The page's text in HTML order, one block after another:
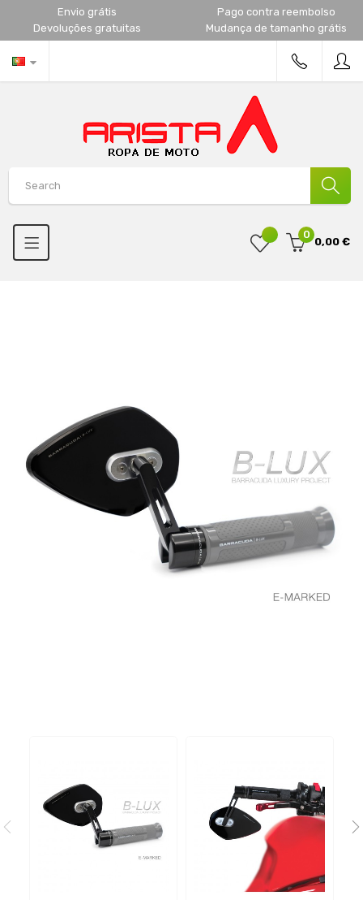
Envio grátis
Pago contra reembolso
Devoluções gratuitas
Mudança de tamanho grátis
0
0,00 €